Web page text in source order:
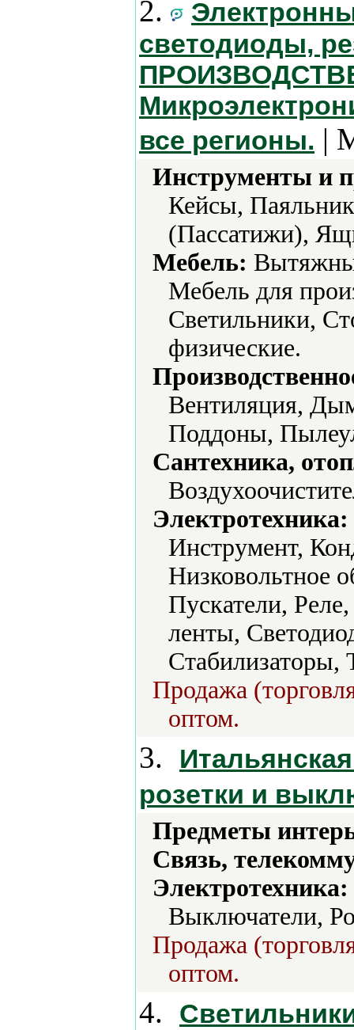
2.
светодиоды,
все регионы. |
Инструменты и
Кейсы,
(Пассатижи),
Мебель:
Мебель для
Светильники,
физические.
Вентиляция,
Поддоны,
Сантехника,
Электротехника:
Инструмент,
Низковольтное
Пускатели,
ленты,
Продажа
оптом.
3.
розетки и
Предметы
Связь,
Электротехника:
Выключатели,
Продажа
оптом.
4.